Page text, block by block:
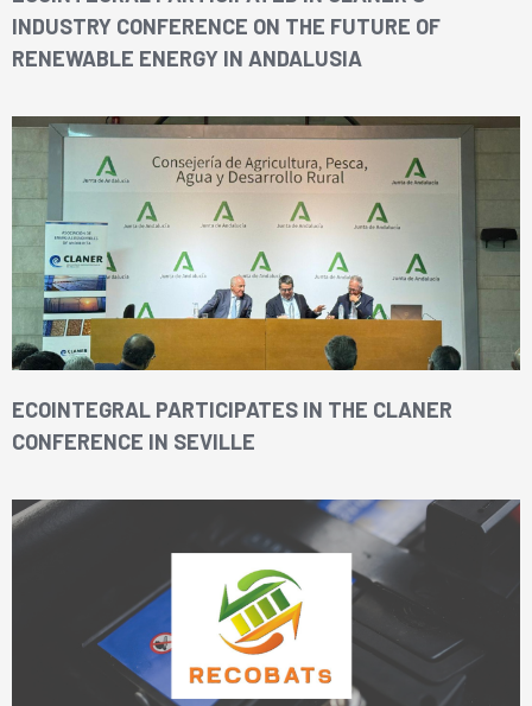
INDUSTRY CONFERENCE ON THE FUTURE OF
RENEWABLE ENERGY IN ANDALUSIA
ECOINTEGRAL PARTICIPATES IN THE CLANER
CONFERENCE IN SEVILLE